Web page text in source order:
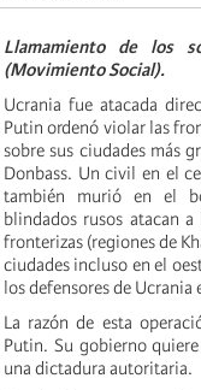
Llamamiento de los
(Movimiento Social).
Ucrania fue atacada
Putin ordenó violar las
sobre sus ciudades más
Donbass. Un civil en el
también murió en el
blindados rusos atacan
fronterizas (regiones de
ciudades incluso en el
los defensores de
La razón de esta
Putin. Su gobierno
una dictadura autoritaria.